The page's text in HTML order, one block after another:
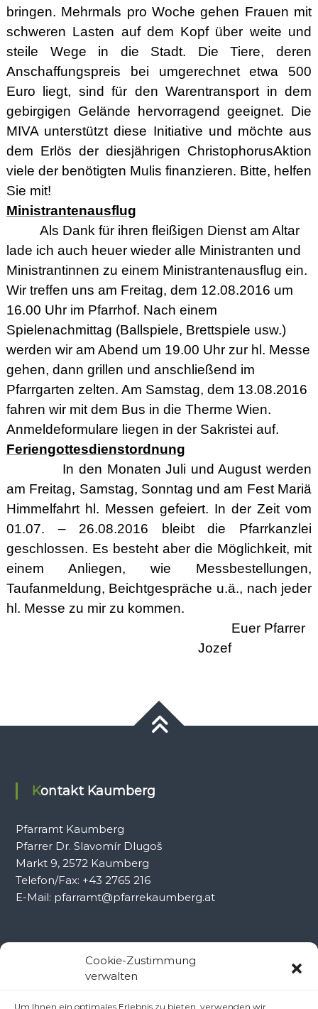
Cookie-Zustimmung
verwalten
Um Ihnen ein optimales Erlebnis zu bieten, verwenden wir
bringen. Mehrmals pro Woche gehen Frauen mit
schweren Lasten auf dem Kopf über weite und
steile Wege in die Stadt. Die Tiere, deren
Anschaffungspreis bei umgerechnet etwa 500
Euro liegt, sind für den Warentransport in dem
gebirgigen Gelände hervorragend geeignet. Die
MIVA unterstützt diese Initiative und möchte aus
dem Erlös der diesjährigen ChristophorusAktion
viele der benötigten Mulis finanzieren. Bitte, helfen
Sie mit!
Ministrantenausflug
Als Dank für ihren fleißigen Dienst am Altar
lade ich auch heuer wieder alle Ministranten und
Ministrantinnen zu einem Ministrantenausflug ein.
Wir treffen uns am Freitag, dem 12.08.2016 um
16.00 Uhr im Pfarrhof. Nach einem
Spielenachmittag (Ballspiele, Brettspiele usw.)
werden wir am Abend um 19.00 Uhr zur hl. Messe
gehen, dann grillen und anschließend im
Pfarrgarten zelten. Am Samstag, dem 13.08.2016
fahren wir mit dem Bus in die Therme Wien.
Anmeldeformulare liegen in der Sakristei auf.
Feriengottesdienstordnung
In den Monaten Juli und August werden
am Freitag, Samstag, Sonntag und am Fest Mariä
Himmelfahrt hl. Messen gefeiert. In der Zeit vom
01.07. – 26.08.2016 bleibt die Pfarrkanzlei
geschlossen. Es besteht aber die Möglichkeit, mit
einem Anliegen, wie Messbestellungen,
Taufanmeldung, Beichtgespräche u.ä., nach jeder
hl. Messe zu mir zu kommen.
Euer Pfarrer
Jozef
Kontakt Kaumberg
Pfarramt Kaumberg
Pfarrer Dr. Slavomír Dlugoš
Markt 9, 2572 Kaumberg
Telefon/Fax: +43 2765 216
E-Mail: pfarramt@pfarrekaumberg.at
Kontakt Ramsau